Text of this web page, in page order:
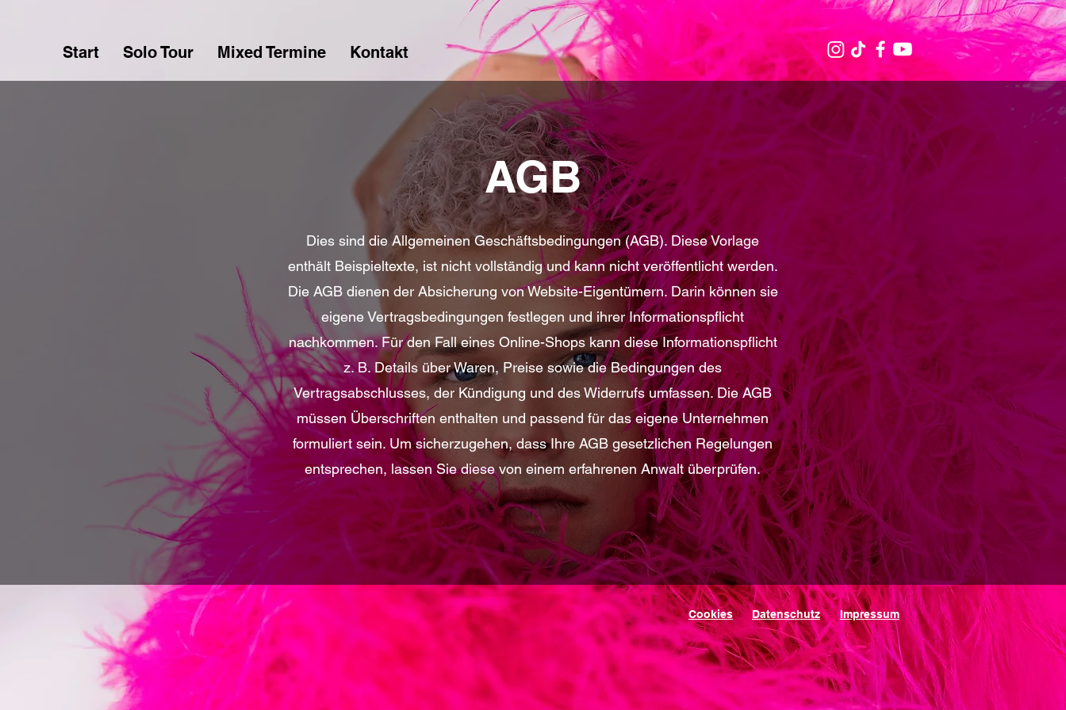
Start Solo Tour Mixed Termine Kontakt
AGB
Dies sind die Allgemeinen Geschäftsbedingungen (AGB). Diese Vorlage
enthält Beispieltexte, ist nicht vollständig und kann nicht veröffentlicht werden.
Die AGB dienen der Absicherung von Website-Eigentümern. Darin können sie
eigene Vertragsbedingungen festlegen und ihrer Informationspflicht
nachkommen. Für den Fall eines Online-Shops kann diese Informationspflicht
z. B. Details über Waren, Preise sowie die Bedingungen des
Vertragsabschlusses, der Kündigung und des Widerrufs umfassen. Die AGB
müssen Überschriften enthalten und passend für das eigene Unternehmen
formuliert sein. Um sicherzugehen, dass Ihre AGB gesetzlichen Regelungen
entsprechen, lassen Sie diese von einem erfahrenen Anwalt überprüfen.
Cookies Datenschutz Impressum